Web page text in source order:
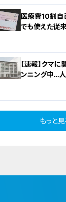
医療費10割自
でも使えた従
に終了 8月以
【速報】クマ
ンニング中…
今シーズン初
もっと見